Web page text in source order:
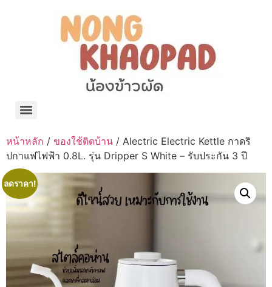
หน้าหลัก / ของใช้ติดบ้าน / Alectric Electric Kettle กาดริ
ปกาแฟไฟฟ้า 0.8L. รุ่น Dripper S White – รับประกัน 3 ปี
ลดราคา!